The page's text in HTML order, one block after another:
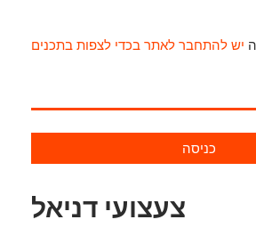
יש להתחבר לאתר בכדי לצפות בתכנים
כניסה
צעצועי דניאל